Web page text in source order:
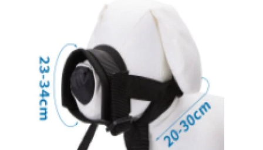
Descanso
Super Ofertas